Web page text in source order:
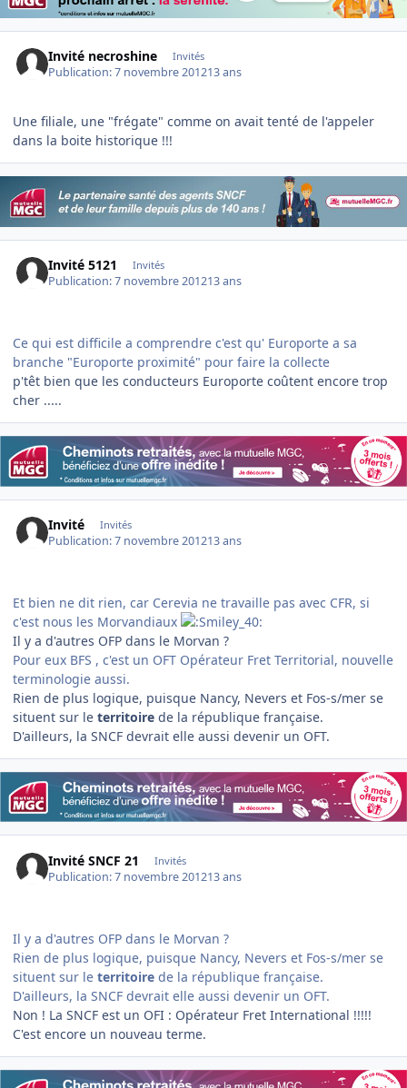
Invité necroshine Invités
Publication:7 novembre 201213 ans
Une filiale, une "frégate" comme on avait tenté de l'appeler
dans la boite historique !!!
Invité 5121 Invités
Publication:7 novembre 201213 ans
Ce qui est difficile a comprendre c'est qu' Europorte a sa
branche "Europorte proximité" pour faire la collecte
p'têt bien que les conducteurs Europorte coûtent encore trop
cher .....
Invité Invités
Publication:7 novembre 201213 ans
Et bien ne dit rien, car Cerevia ne travaille pas avec CFR, si
c'est nous les Morvandiaux
Il y a d'autres OFP dans le Morvan ?
Pour eux BFS , c'est un OFT Opérateur Fret Territorial, nouvelle
terminologie aussi.
Rien de plus logique, puisque Nancy, Nevers et Fos-s/mer se
situent sur le territoire de la république française.
D'ailleurs, la SNCF devrait elle aussi devenir un OFT.
Invité SNCF 21 Invités
Publication:7 novembre 201213 ans
Il y a d'autres OFP dans le Morvan ?
Rien de plus logique, puisque Nancy, Nevers et Fos-s/mer se
situent sur le territoire de la république française.
D'ailleurs, la SNCF devrait elle aussi devenir un OFT.
Non ! La SNCF est un OFI : Opérateur Fret International !!!!!
C'est encore un nouveau terme.